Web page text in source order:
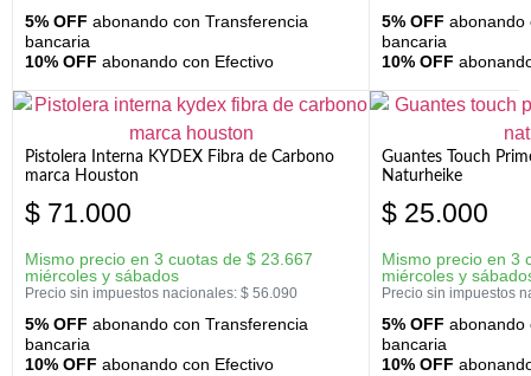
5% OFF abonando con Transferencia
bancaria
10% OFF abonando con Efectivo
5% OFF abonando
bancaria
10% OFF
Pistolera Interna KYDEX Fibra de Carbono
marca Houston
$ 71.000
Mismo precio en 3 cuotas de $ 23.667
miércoles y sábados
Precio sin impuestos nacionales: $ 56.090
5% OFF abonando con Transferencia
bancaria
10% OFF abonando con Efectivo
Guantes Touch
Naturheike
$ 25.000
Mismo precio en 3
miércoles y
Precio sin impuestos
5% OFF abonando
bancaria
10% OFF